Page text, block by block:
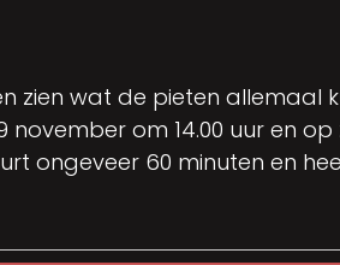
zien wat de pieten
om 14.00 uur en op
ongeveer 60 minuten en